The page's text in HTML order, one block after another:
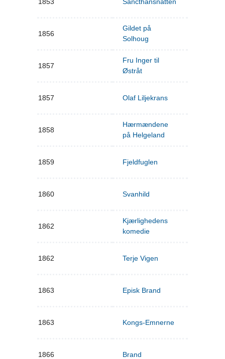
1856
Gildet på
Solhoug
1857
Fru Inger til
Østråt
1857 Olaf Liljekrans
1858
Hærmændene
på Helgeland
1859 Fjeldfuglen
1860 Svanhild
1862
Kjærlighedens
komedie
1862 Terje Vigen
1863 Episk Brand
1863 Kongs-Emnerne
1866 Brand